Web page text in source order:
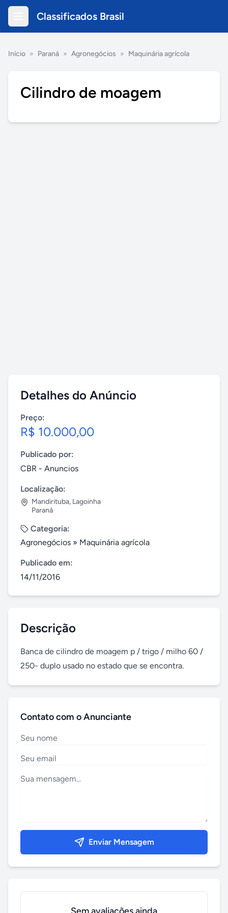
Classificados Brasil
Início » Paraná » Agronegócios » Maquinária agrícola
Cilindro de moagem
Detalhes do Anúncio
Preço:
R$ 10.000,00
Publicado por:
CBR - Anuncios
Localização:
Mandirituba, Lagoinha
Paraná
Categoria:
Agronegócios » Maquinária agrícola
Publicado em:
14/11/2016
Descrição
Banca de cilindro de moagem p / trigo / milho 60 /
250- duplo usado no estado que se encontra.
Contato com o Anunciante
Enviar Mensagem